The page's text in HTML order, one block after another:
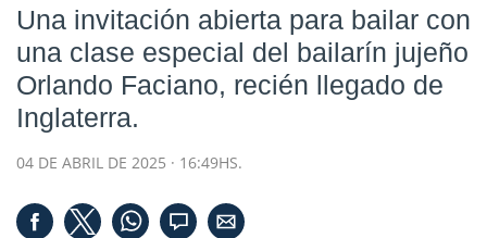
Una invitación abierta para bailar con
una clase especial del bailarín jujeño
Orlando Faciano, recién llegado de
Inglaterra.
04 DE ABRIL DE 2025 · 16:49HS.